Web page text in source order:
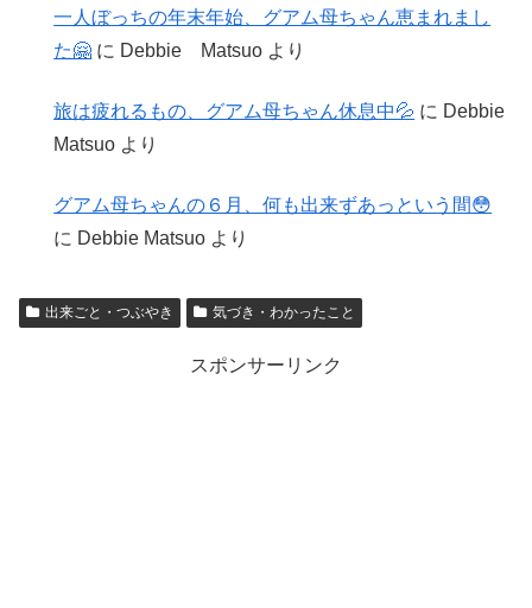
一人ぼっちの年末年始、グアム母ちゃん恵まれまし
た🤗 に Debbie Matsuo より
旅は疲れるもの、グアム母ちゃん休息中💦 に Debbie
Matsuo より
グアム母ちゃんの６月、何も出来ずあっという間😳
に Debbie Matsuo より
出来ごと・つぶやき 気づき・わかったこと
スポンサーリンク